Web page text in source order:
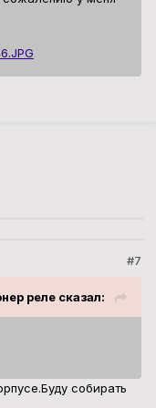
#7
реле сказал:
собирать